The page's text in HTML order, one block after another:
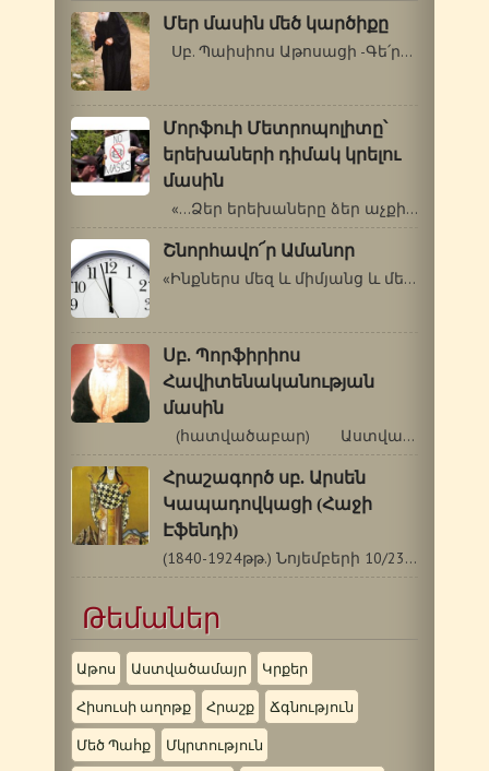
Մեր մասին մեծ կարծիքը
Սբ. Պաիսիոս Աթոսացի -Գե՛րոնդա, ինչու՞…
Մորֆուի Մետրոպոլիտը՝
երեխաների դիմակ կրելու
մասին
«…Ձեր երեխաները ձեր աչքի լույսն…
Շնորհավո՜ր Ամանոր
«Ինքներս մեզ և միմյանց և մեր ողջ կյանքը…
Սբ. Պորֆիրիոս
Հավիտենականության
մասին
(հատվածաբար) Աստվածաշունչն…
Հրաշագործ սբ. Արսեն
Կապադովկացի (Հաջի
Էֆենդի)
(1840-1924թթ.) Նոյեմբերի 10/23 Սբ. Արսենը[1]…
Թեմաներ
Աթոս Աստվածամայր Կրքեր
Հիսուսի աղոթք Հրաշք Ճգնություն
Մեծ Պահք Մկրտություն